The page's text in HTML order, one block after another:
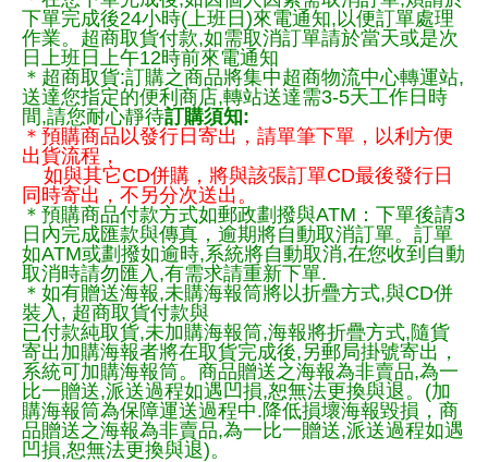
下單完成後24小時(上班日)來電通知,以便訂單處理
作業。超商取貨付款,如需取消訂單請於當天或是次
日上班日上午12時前來電通知
＊超商取貨:訂購之商品將集中超商物流中心轉運站,
送達您指定的便利商店,轉站送達需3-5天工作日時
間,請您耐心靜待訂購須知:
＊預購商品以發行日寄出，請單筆下單，以利方便
出貨流程，
如與其它CD併購，將與該張訂單CD最後發行日
同時寄出，不另分次送出。
＊預購商品付款方式如郵政劃撥與ATM：下單後請3
日內完成匯款與傳真，逾期將自動取消訂單。訂單
如ATM或劃撥如逾時,系統將自動取消,在您收到自動
取消時請勿匯入,有需求請重新下單.
＊如有贈送海報,未購海報筒將以折疊方式,與CD併
裝入, 超商取貨付款與
已付款純取貨,未加購海報筒,海報將折疊方式,隨貨
寄出加購海報者將在取貨完成後,另郵局掛號寄出，
系統可加購海報筒。商品贈送之海報為非賣品,為一
比一贈送,派送過程如遇凹損,恕無法更換與退。(加
購海報筒為保障運送過程中.降低損壞海報毀損，商
品贈送之海報為非賣品,為一比一贈送,派送過程如遇
凹損,恕無法更換與退)。